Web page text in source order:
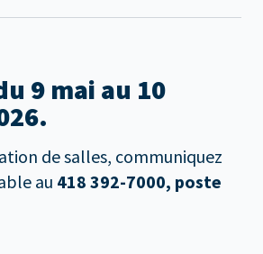
9 mai au 10
de salles, communiquez
au 418 392-7000, poste